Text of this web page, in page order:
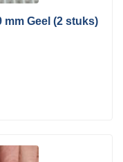
Geel (2 stuks)